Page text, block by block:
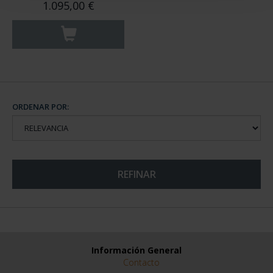
1.095,00 €
ORDENAR POR:
REFINAR
Información General
Contacto